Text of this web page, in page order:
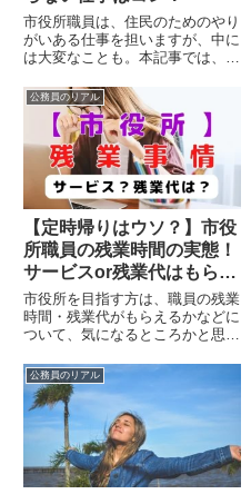
市役所職員は、住民のためのやり
がいある仕事を担いますが、中に
は大変なことも。本記事では、市
まらない仕事を紹介します。良い
面も悪い面も把握して、職員を目
指しましょう！
公務員のリアル
【定時帰りはウソ？】市役
所職員の残業時間の実態！
サービスor残業代はもらえ
るの？
市役所を目指す方は、職員の残業
時間・残業代がもらえるかなどに
ついて、気になるところかと思い
をもとに、市役所の時間外勤務に
ついて徹底解説！入庁前にチェッ
クしておきましょう！
公務員のリアル